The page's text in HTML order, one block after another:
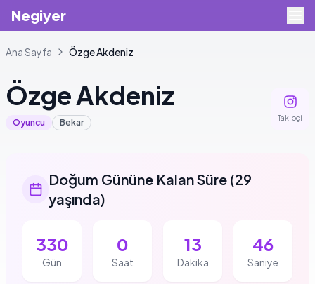
Negiyer
Ana Sayfa ÖzgeAkdeniz
ÖzgeAkdeniz
Oyuncu Bekar Takipçi
Doğum Gününe Kalan Süre (29
yaşında)
330
Gün
0
Saat
13
Dakika
45
Saniye